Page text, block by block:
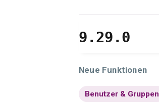
9.29.0
Neue Funktionen
Benutzer & Gruppen